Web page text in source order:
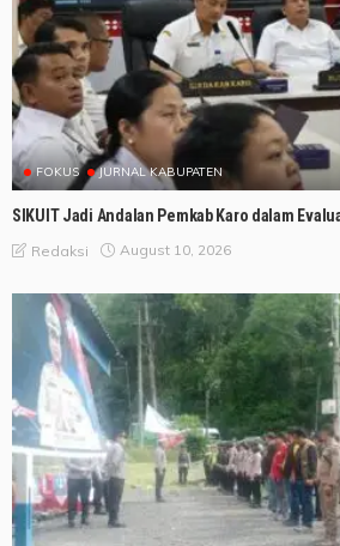
FOKUS JURNAL KABUPATEN
SIKUIT Jadi Andalan Pemkab Karo dalam
Redaksi August 10, 2026